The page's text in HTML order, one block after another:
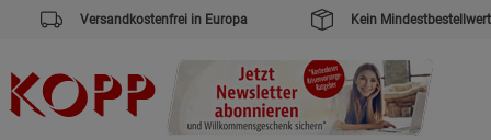
Versandkostenfrei in Europa Kein Mindestbestellwert